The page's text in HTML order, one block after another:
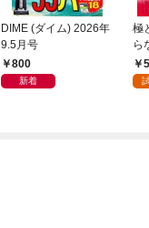
DIME (ダイム) 2026年
9.5月号
800
新着
極
ら